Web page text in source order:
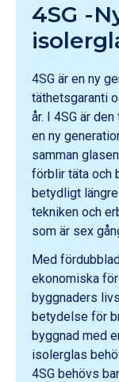
4SG -
4SG är en ny
täthetsgaranti
år. I 4SG är
en ny
samman
förblir täta och
betydligt
tekniken och
som är sex
Med
ekonomiska
byggnaders
betydelse för
byggnad med
isolerglas
4SG behövs